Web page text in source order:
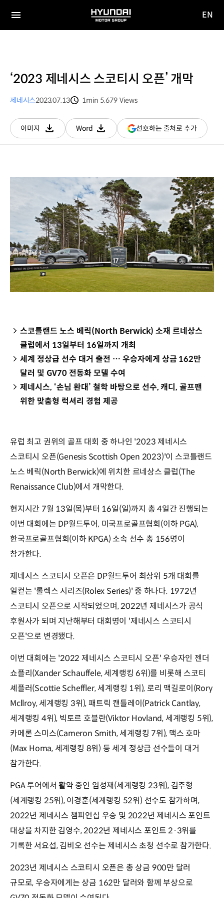
전체
HYUNDAI
MOTOR
EN
‘2023 제네시스 스코티시 오픈’ 개막
제네시스2023.07.13
1min 5,679 Views
이미지
다운로드
Word
다운로드
선호하는 출처로 추가(새
창
스코틀랜드 노스 베릭(North Berwick) 소재 르네상스
클럽에서 13일부터 16일까지 개최
세계 정상급 선수 대거 출전 … 우승자에게 상금 162만
달러 및 GV70 전동화 모델 수여
제네시스, ‘손님 환대’ 철학 바탕으로 선수, 캐디, 골프팬
위한 맞춤형 럭셔리 경험 제공
유럽 최고 권위의 골프 대회 중 하나인 '2023 제네시스
스코티시 오픈(Genesis Scottish Open 2023)'이 스코틀랜드
노스 베릭(North Berwick)에 위치한 르네상스 클럽(The
Renaissance Club)에서 개막한다.
현지시간 7월 13일(목)부터 16일(일)까지 총 4일간 진행되는
이번 대회에는 DP월드투어, 미국프로골프협회(이하 PGA),
한국프로골프협회(이하 KPGA) 소속 선수 총 156명이
참가한다.
제네시스 스코티시 오픈은 DP월드투어 최상위 5개 대회를
일컫는 '롤렉스 시리즈(Rolex Series)' 중 하나다. 1972년
스코티시 오픈으로 시작되었으며, 2022년 제네시스가 공식
후원사가 되며 지난해부터 대회명이 '제네시스 스코티시
오픈'으로 변경됐다.
이번 대회에는 '2022 제네시스 스코티시 오픈' 우승자인 젠더
쇼플리(Xander Schauffele, 세계랭킹 6위)를 비롯해 스코티
셰플러(Scottie Scheffler, 세계랭킹 1위), 로리 맥길로이(Rory
Mcllroy, 세계랭킹 3위), 패트릭 캔틀레이(Patrick Cantlay,
세계랭킹 4위), 빅토르 호블란(Viktor Hovland, 세계랭킹 5위),
카메론 스미스(Cameron Smith, 세계랭킹 7위), 맥스 호마
(Max Homa, 세계랭킹 8위) 등 세계 정상급 선수들이 대거
참가한다.
PGA 투어에서 활약 중인 임성재(세계랭킹 23위), 김주형
(세계랭킹 25위), 이경훈(세계랭킹 52위) 선수도 참가하며,
2022년 제네시스 챔피언십 우승 및 2022년 제네시스 포인트
대상을 차지한 김영수, 2022년 제네시스 포인트 2·3위를
기록한 서요섭, 김비오 선수는 제네시스 초청 선수로 참가한다.
2023년 제네시스 스코티시 오픈은 총 상금 900만 달러
규모로, 우승자에게는 상금 162만 달러와 함께 부상으로